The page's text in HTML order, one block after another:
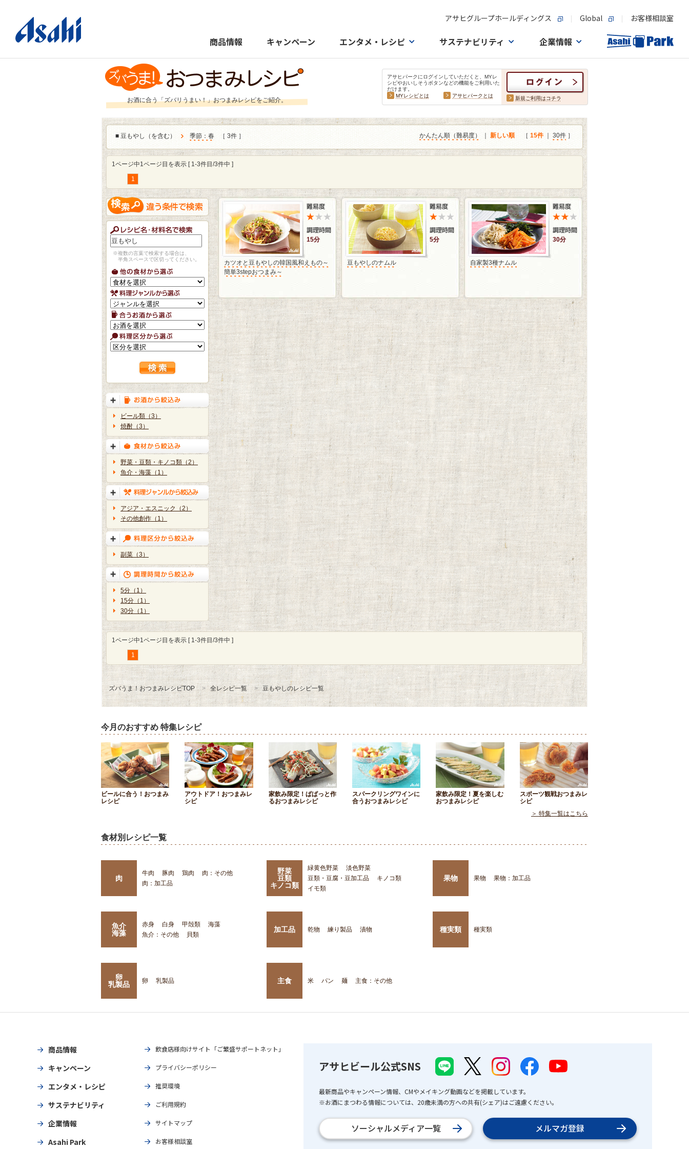
アサヒグループホールディングス Global お客様相談室
商品情報 キャンペーン エンタメ・レシピ サステナビリティ 企業情報
お酒に合う「ズバリうまい！」おつまみレシピをご紹介。
アサヒパークにログインしていただくと、MYレ
シピやおいしそうボタンなどの機能をご利用いた
だけます。
MYレシピとは
アサヒパークとは 新規ご利用はコチラ
■ 豆もやし（を含む） 季節：春 ［ 3件 ］ かんたん順（難易度） 新しい順 ［ 15件｜ 30件 ］
1ページ中1ページ目を表示 [ 1-3件目/3件中 ]
1
※複数の言葉で検索する場合は、
半角スペースで区切ってください。
ビール類（3）
焼酎（3）
野菜・豆類・キノコ類（2）
魚介・海藻（1）
アジア・エスニック（2）
その他創作（1）
副菜（3）
5分（1）
15分（1）
30分（1）
15分
カツオと豆もやしの韓国風和えもの～
簡単3stepおつまみ～
5分
豆もやしのナムル
30分
自家製3種ナムル
1ページ中1ページ目を表示 [ 1-3件目/3件中 ]
1
ズバうま！おつまみレシピTOP 全レシピ一覧 豆もやしのレシピ一覧
今月のおすすめ 特集レシピ
ビールに合う！おつまみ
レシピ
アウトドア！おつまみレ
シピ
家飲み限定！ぱぱっと作
るおつまみレシピ
スパークリングワインに
合うおつまみレシピ
家飲み限定！夏を楽しむ
おつまみレシピ
スポーツ観戦おつまみレ
シピ
＞ 特集一覧はこちら
食材別レシピ一覧
肉
牛肉 豚肉 鶏肉
肉：その他
肉：加工品
野菜
豆類
キノコ類
緑黄色野菜
淡色野菜
豆類・豆腐・豆加工品
キノコ類
イモ類
果物 果物 果物：加工品
魚介
海藻
赤身 白身 甲殻類
海藻
魚介：その他
貝類
加工品 乾物 練り製品 漬物 種実類 種実類
卵
乳製品
卵 乳製品 主食 米 パン 麺 主食：その他
商品情報
キャンペーン
エンタメ・レシピ
サステナビリティ
企業情報
Asahi Park
飲食店様向けサイト「ご繁盛サポートネット」
プライバシーポリシー
推奨環境
ご利用規約
サイトマップ
お客様相談室
アサヒビール公式SNS
最新商品やキャンペーン情報、CMやメイキング動画などを掲載しています。
※お酒にまつわる情報については、20歳未満の方への共有(シェア)はご遠慮ください。
ソーシャルメディア一覧 メルマガ登録